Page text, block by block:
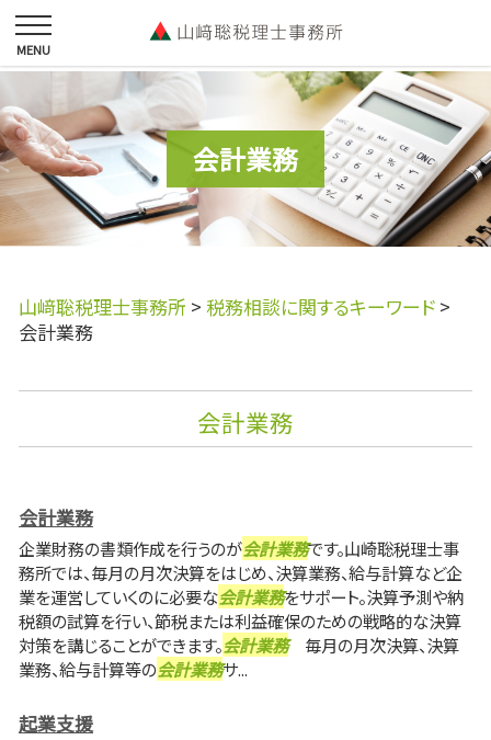
会計業務
山﨑聡税理士事務所 > 税務相談に関するキーワード >
会計業務
会計業務
会計業務
企業財務の書類作成を行うのが会計業務です。山崎聡税理士事
務所では、毎月の月次決算をはじめ、決算業務、給与計算など企
業を運営していくのに必要な会計業務をサポート。決算予測や納
税額の試算を行い、節税または利益確保のための戦略的な決算
対策を講じることができます。会計業務毎月の月次決算、決算
業務、給与計算等の会計業務サ...
起業支援